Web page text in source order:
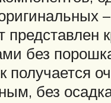
–
представлен
без
получается
без